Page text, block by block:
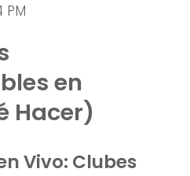
PM
en
Hacer)
Vivo: Clubes